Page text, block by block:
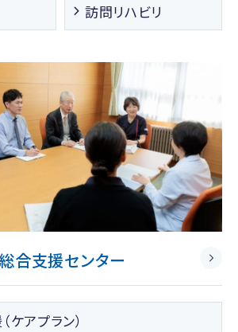
訪問リハビリ
合支援センター
ケアプラン）